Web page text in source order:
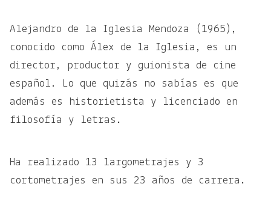
Alejandro de la Iglesia Mendoza (1965),
conocido como Álex de la Iglesia, es un
director, productor y guionista de cine
español. Lo que quizás no sabías es que
además es historietista y licenciado en
filosofía y letras.
Ha realizado 13 largometrajes y 3
cortometrajes en sus 23 años de carrera.